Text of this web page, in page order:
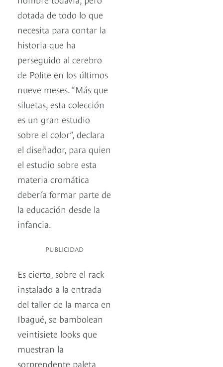
dotada de todo lo que
necesita para contar la
historia que ha
perseguido al cerebro
de Polite en los últimos
nueve meses. “Más que
siluetas, esta colección
es un gran estudio
sobre el color”, declara
el diseñador, para quien
el estudio sobre esta
materia cromática
debería formar parte de
la educación desde la
infancia.
PUBLICIDAD
Es cierto, sobre el rack
instalado a la entrada
del taller de la marca en
Ibagué, se bambolean
veintisiete looks que
muestran la
sorprendente paleta